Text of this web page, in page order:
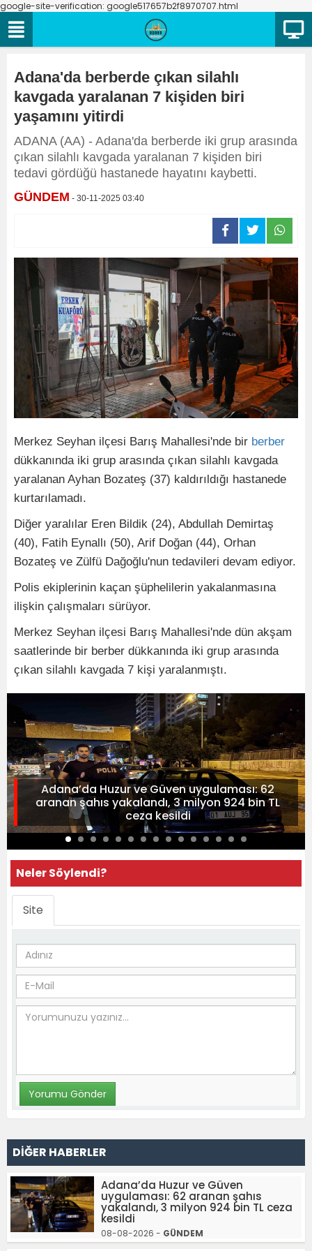
google-site-verification: google517657b2f8970707.html
Adana'da berberde çıkan silahlı
kavgada yaralanan 7 kişiden biri
yaşamını yitirdi
ADANA (AA) - Adana'da berberde iki grup arasında
çıkan silahlı kavgada yaralanan 7 kişiden biri
tedavi gördüğü hastanede hayatını kaybetti.
GÜNDEM - 30-11-2025 03:40
Merkez Seyhan ilçesi Barış Mahallesi'nde bir berber
dükkanında iki grup arasında çıkan silahlı kavgada
yaralanan Ayhan Bozateş (37) kaldırıldığı hastanede
kurtarılamadı.
Diğer yaralılar Eren Bildik (24), Abdullah Demirtaş
(40), Fatih Eynallı (50), Arif Doğan (44), Orhan
Bozateş ve Zülfü Dağoğlu'nun tedavileri devam ediyor.
Polis ekiplerinin kaçan şüphelilerin yakalanmasına
ilişkin çalışmaları sürüyor.
Merkez Seyhan ilçesi Barış Mahallesi'nde dün akşam
saatlerinde bir berber dükkanında iki grup arasında
çıkan silahlı kavgada 7 kişi yaralanmıştı.
Adana’da Huzur ve Güven uygulaması: 62
aranan şahıs yakalandı, 3 milyon 924 bin TL
ceza kesildi
Neler Söylendi?
Site
DİĞER HABERLER
Adana’da Huzur ve Güven
uygulaması: 62 aranan şahıs
yakalandı, 3 milyon 924 bin TL ceza
kesildi
08-08-2026 - GÜNDEM